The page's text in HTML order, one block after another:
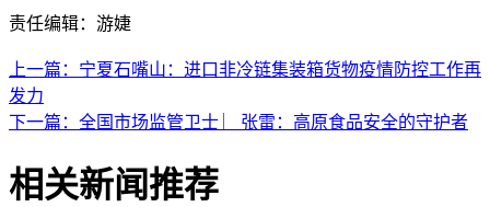
责任编辑：游婕
上一篇：宁夏石嘴山：进口非冷链集装箱货物疫情防控工作再
发力
下一篇：全国市场监管卫士 ︳张雷：高原食品安全的守护者
相关新闻推荐